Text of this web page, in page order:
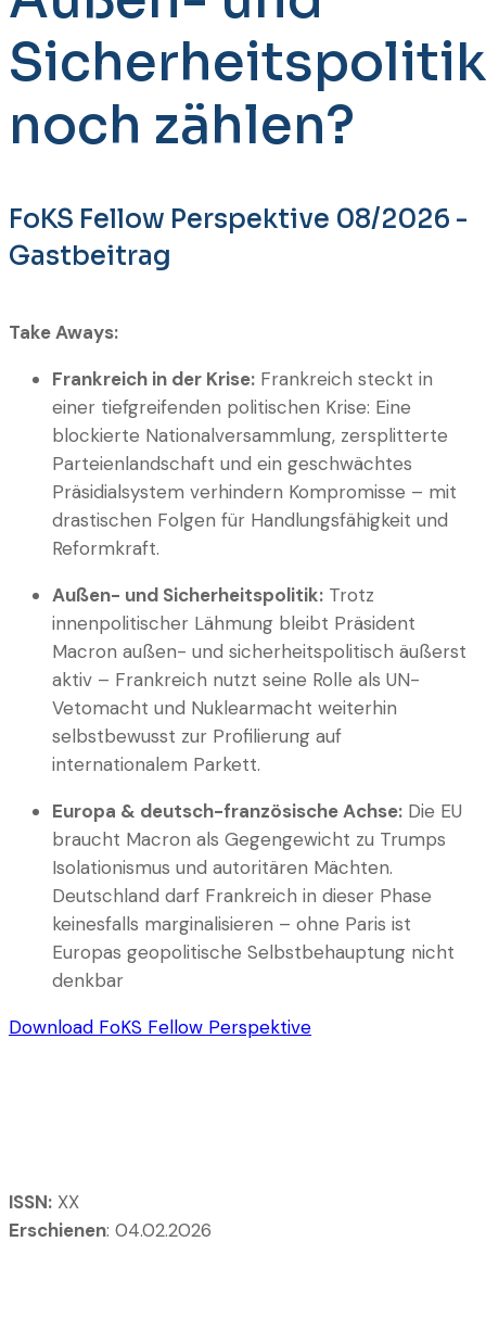
Sicherheitspolitik
noch zählen?
FoKS Fellow Perspektive 08/2026 -
Gastbeitrag
Take Aways:
Frankreich in der Krise: Frankreich steckt in
einer tiefgreifenden politischen Krise: Eine
blockierte Nationalversammlung, zersplitterte
Parteienlandschaft und ein geschwächtes
Präsidialsystem verhindern Kompromisse – mit
drastischen Folgen für Handlungsfähigkeit und
Reformkraft.
Außen- und Sicherheitspolitik: Trotz
innenpolitischer Lähmung bleibt Präsident
Macron außen- und sicherheitspolitisch äußerst
aktiv – Frankreich nutzt seine Rolle als UN-
Vetomacht und Nuklearmacht weiterhin
selbstbewusst zur Profilierung auf
internationalem Parkett.
Europa & deutsch-französische Achse: Die EU
braucht Macron als Gegengewicht zu Trumps
Isolationismus und autoritären Mächten.
Deutschland darf Frankreich in dieser Phase
keinesfalls marginalisieren – ohne Paris ist
Europas geopolitische Selbstbehauptung nicht
denkbar
Download FoKS Fellow Perspektive
ISSN: XX
Erschienen: 04.02.2026